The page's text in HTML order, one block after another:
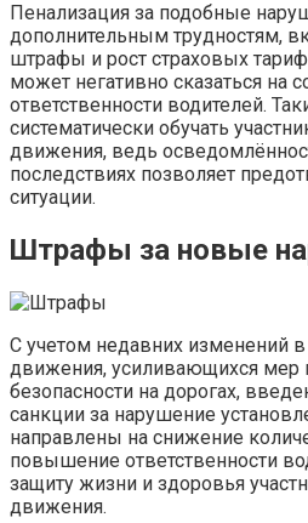
Пенализация за подобные
дополнительным трудностям,
штрафы и рост страховых
может негативно сказаться на
ответственности водителей.
систематически обучать
движения, ведь
последствиях позволяет
ситуации.
Штрафы за новые
С учетом недавних изменений
движения, усиливающихся мер
безопасности на дорогах,
санкции за нарушение
направлены на снижение
повышение ответственности
защиту жизни и здоровья
движения.